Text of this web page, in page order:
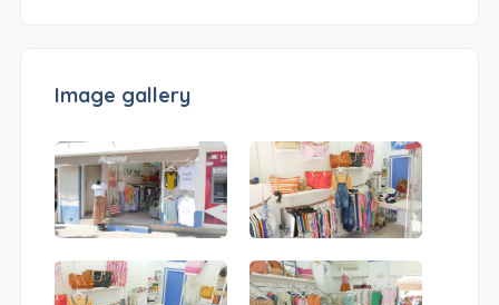
Image gallery